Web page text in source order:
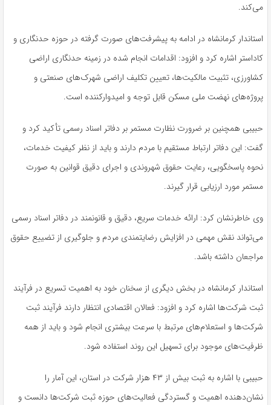
می‌کند.
استاندار کرمانشاه در ادامه به پیشرفت‌های صورت گرفته در حوزه حدنگاری و
کاداستر اشاره کرد و افزود: اقدامات انجام شده در زمینه حدنگاری اراضی
کشاورزی، تثبیت مالکیت‌ها، تعیین تکلیف اراضی شهرک‌های صنعتی و
پروژه‌های نهضت ملی مسکن قابل توجه و امیدوارکننده است.
حبیبی همچنین بر ضرورت نظارت مستمر بر دفاتر اسناد رسمی تأکید کرد و
گفت: این دفاتر ارتباط مستقیم با مردم دارند و باید از نظر کیفیت خدمات،
نحوه پاسخگویی، رعایت حقوق شهروندی و اجرای دقیق قوانین به صورت
مستمر مورد ارزیابی قرار گیرند.
وی خاطرنشان کرد: ارائه خدمات سریع، دقیق و قانونمند در دفاتر اسناد رسمی
می‌تواند نقش مهمی در افزایش رضایتمندی مردم و جلوگیری از تضییع حقوق
مراجعان داشته باشد.
استاندار کرمانشاه در بخش دیگری از سخنان خود به اهمیت تسریع در فرآیند
ثبت شرکت‌ها اشاره کرد و افزود: فعالان اقتصادی انتظار دارند فرآیند ثبت
شرکت‌ها و استعلام‌های مرتبط با سرعت بیشتری انجام شود و باید از همه
ظرفیت‌های موجود برای تسهیل این روند استفاده شود.
حبیبی با اشاره به ثبت بیش از ۴۳ هزار شرکت در استان، این آمار را
نشان‌دهنده اهمیت و گستردگی فعالیت‌های حوزه ثبت شرکت‌ها دانست و